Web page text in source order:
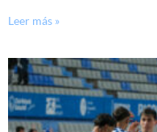
Leer más »